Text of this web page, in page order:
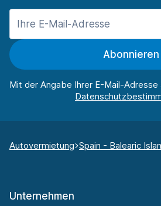
Abonnieren
Mit der Angabe Ihrer E-Mail-
Autovermietung Spain - Balearic
Unternehmen